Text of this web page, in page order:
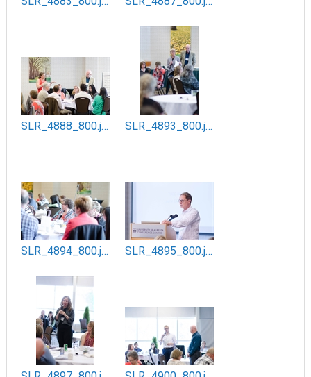
SLR_4888_800.jpg SLR_4893_800.jpg
SLR_4894_800.jpg SLR_4895_800.jpg